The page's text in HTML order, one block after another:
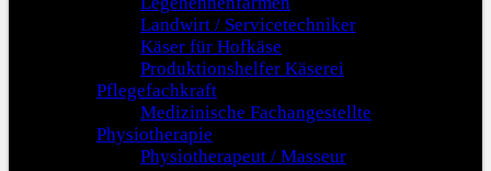
Landwirt / Servicetechniker
Käser für Hofkäse
Produktionshelfer Käserei
Pflegefachkraft
Medizinische Fachangestellte
Physiotherapie
Physiotherapeut / Masseur